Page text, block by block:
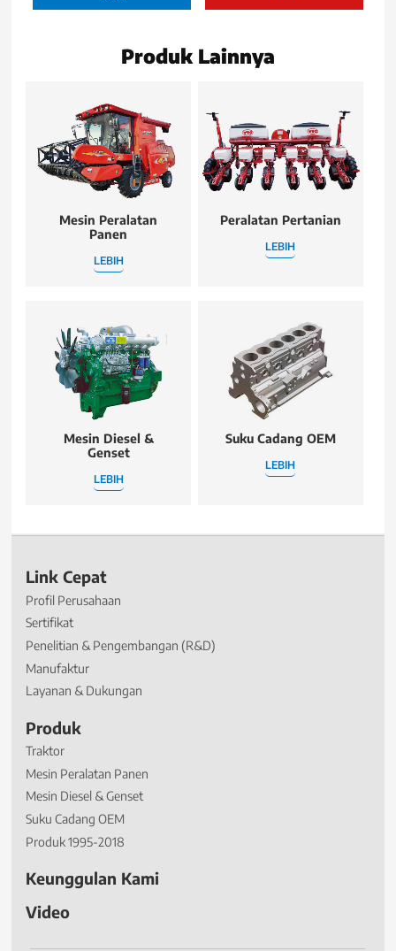
Produk Lainnya
Mesin Peralatan
Panen
LEBIH
Peralatan Pertanian
LEBIH
Mesin Diesel &
Genset
LEBIH
Suku Cadang OEM
LEBIH
Link Cepat
Profil Perusahaan
Sertifikat
Penelitian & Pengembangan (R&D)
Manufaktur
Layanan & Dukungan
Produk
Traktor
Mesin Peralatan Panen
Mesin Diesel & Genset
Suku Cadang OEM
Produk 1995-2018
Keunggulan Kami
Video